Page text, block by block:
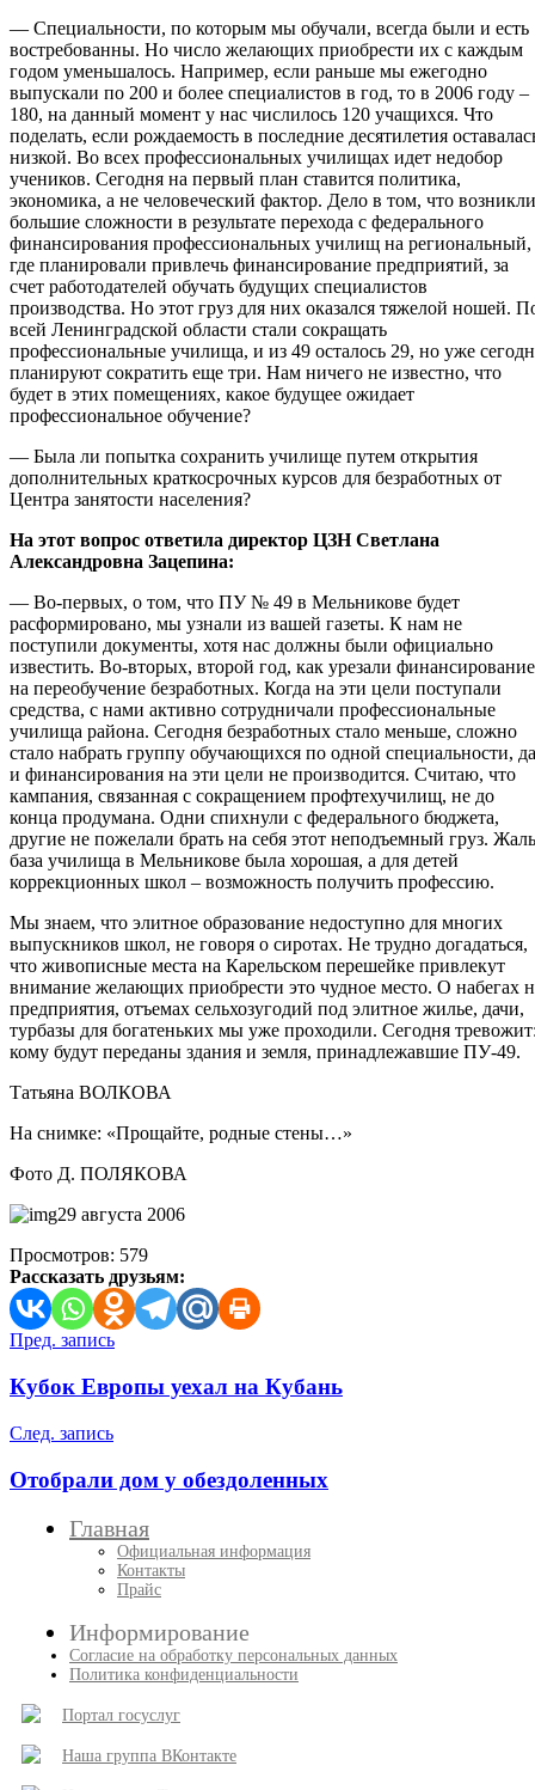
— Специальности, по которым мы обучали, всегда были и есть
востребованны. Но число желающих приобрести их с каждым
годом уменьшалось. Например, если раньше мы ежегодно
выпускали по 200 и более специалистов в год, то в 2006 году –
180, на данный момент у нас числилось 120 учащихся. Что
поделать, если рождаемость в последние десятилетия
низкой. Во всех профессиональных училищах идет недобор
учеников. Сегодня на первый план ставится политика,
экономика, а не человеческий фактор. Дело в том, что возникли
большие сложности в результате перехода с федерального
финансирования профессиональных училищ на региональный,
где планировали привлечь финансирование предприятий, за
счет работодателей обучать будущих специалистов
производства. Но этот груз для них оказался тяжелой ношей.
всей Ленинградской области стали сокращать
профессиональные училища, и из 49 осталось 29, но уже
планируют сократить еще три. Нам ничего не известно, что
будет в этих помещениях, какое будущее ожидает
профессиональное обучение?
— Была ли попытка сохранить училище путем открытия
дополнительных краткосрочных курсов для безработных от
Центра занятости населения?
На этот вопрос ответила директор ЦЗН Светлана
Александровна Зацепина:
— Во-первых, о том, что ПУ № 49 в Мельникове будет
расформировано, мы узнали из вашей газеты. К нам не
поступили документы, хотя нас должны были официально
известить. Во-вторых, второй год, как урезали финансирование
на переобучение безработных. Когда на эти цели поступали
средства, с нами активно сотрудничали профессиональные
училища района. Сегодня безработных стало меньше, сложно
стало набрать группу обучающихся по одной специальности, да
и финансирования на эти цели не производится. Считаю, что
кампания, связанная с сокращением профтехучилищ, не до
конца продумана. Одни спихнули с федерального бюджета,
другие не пожелали брать на себя этот неподъемный груз.
база училища в Мельникове была хорошая, а для детей
коррекционных школ – возможность получить профессию.
Мы знаем, что элитное образование недоступно для многих
выпускников школ, не говоря о сиротах. Не трудно догадаться,
что живописные места на Карельском перешейке привлекут
внимание желающих приобрести это чудное место. О набегах
предприятия, отъемах сельхозугодий под элитное жилье, дачи,
турбазы для богатеньких мы уже проходили. Сегодня
кому будут переданы здания и земля, принадлежавшие ПУ-49.
Татьяна ВОЛКОВА
На снимке: «Прощайте, родные стены…»
Фото Д. ПОЛЯКОВА
29 августа 2006
Просмотров: 579
Рассказать друзьям:
Навигация
по
записям
Пред. запись
Кубок Европы уехал на Кубань
След. запись
Отобрали дом у обездоленных
Главная
Официальная информация
Контакты
Прайс
Информирование
Согласие на обработку персональных данных
Политика конфиденциальности
Портал госуслуг
Наша группа ВКонтакте